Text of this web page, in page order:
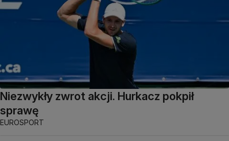
Niezwykły zwrot akcji. Hurkacz pokpił
sprawę
EUROSPORT